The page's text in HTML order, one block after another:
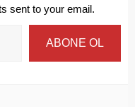
sent to your email.
ABONE OL